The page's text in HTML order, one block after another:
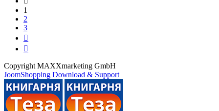
1
2
3
Copyright MAXXmarketing GmbH
JoomShopping Download & Support